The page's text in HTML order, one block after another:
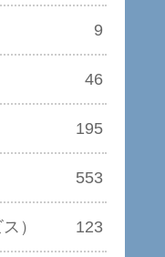
9
46
195
553
） 123